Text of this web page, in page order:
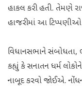
હાકલ કરી હતી. તેમણે
હાજરીમાં આ ટિપ્પણીઓ
વિધાનસભાને સંબોધતા,
કહ્યું કે સનાતન ધર્મ
નાબૂદ કરવો જોઈએ.